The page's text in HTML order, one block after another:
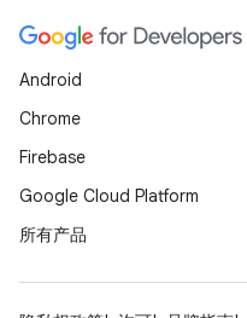
Android
Chrome
Firebase
Google Cloud Platform
所有产品